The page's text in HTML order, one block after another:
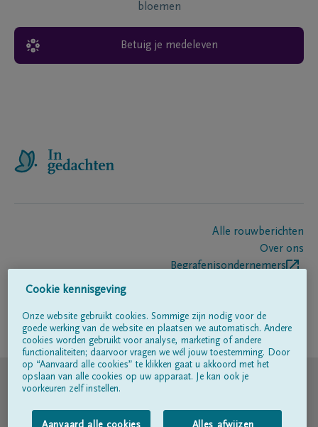
bloemen
Betuig je medeleven
Alle rouwberichten
Over ons
Begrafenisondernemers
Volg ons op
© DELA
Gebruiksvoorwaarden
Cookie kennisgeving
Onze website gebruikt cookies. Sommige zijn nodig voor de
goede werking van de website en plaatsen we automatisch. Andere
cookies worden gebruikt voor analyse, marketing of andere
functionaliteiten; daarvoor vragen we wél jouw toestemming. Door
op “Aanvaard alle cookies” te klikken gaat u akkoord met het
opslaan van alle cookies op uw apparaat. Je kan ook je
voorkeuren zelf instellen.